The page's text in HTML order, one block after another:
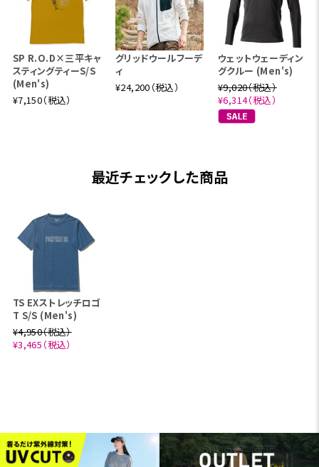
SP R.O.D×三平キャ
スティングティーS/S
(Men's)
¥7,150（税込）
グリッドウールフーデ
ィ
¥24,200（税込）
ウェットウェーディン
グクルー (Men's)
¥9,020（税込）
¥6,314（税込）
最近チェックした商品
TS EXストレッチロゴ
T S/S (Men's)
¥4,950（税込）
¥3,465（税込）